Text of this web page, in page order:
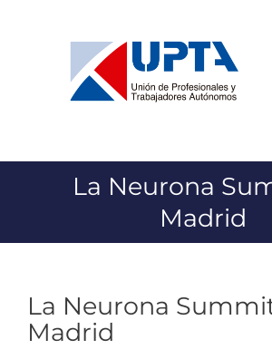
La Neurona
Madrid
La Neurona
Madrid